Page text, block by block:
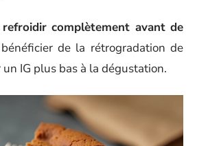
complètement avant de
de la rétrogradation de
IG plus bas à la dégustation.